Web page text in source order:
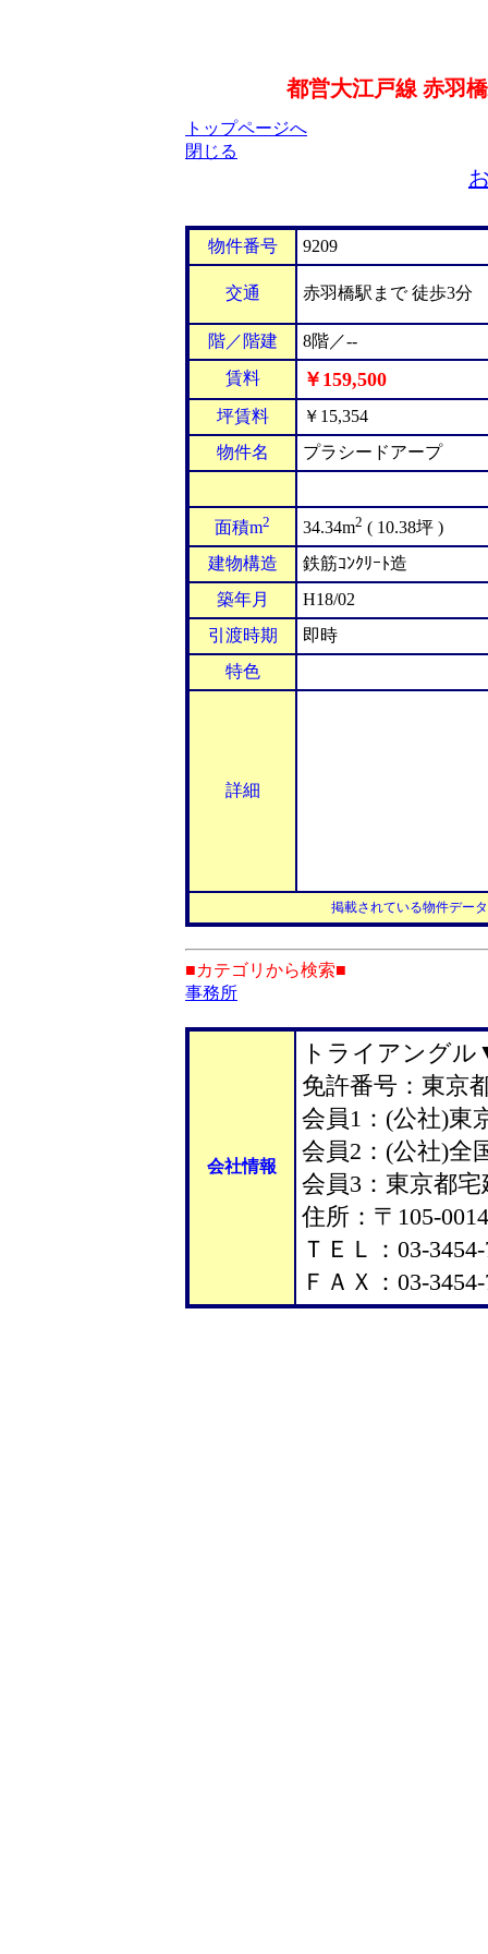
都営大江戸線 赤羽
トップページへ
閉じる
物件番号 9209
交通 赤羽橋駅まで 徒歩3分
階／階建
8階／--
賃料
￥159,500
坪賃料
￥15,354
物件名
プラシードアープ
面積m2 34.34m2 ( 10.38坪 )
建物構造
鉄筋ｺﾝｸﾘｰﾄ造
築年月
H18/02
引渡時期
即時
特色
詳細
掲載されている物件デー
■カテゴリから検索■
事務所
会社情報
トライアング
免許番号：東京
会員1：(公社)
会員2：(公社)全
会員3：東京都
住所：〒105-
ＴＥＬ：03-
ＦＡＸ：03-